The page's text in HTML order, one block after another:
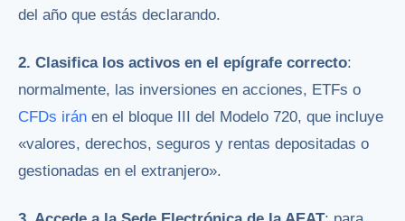
del año que estás declarando.
2. Clasifica los activos en el epígrafe correcto:
normalmente, las inversiones en acciones, ETFs o
CFDs irán en el bloque III del Modelo 720, que incluye
«valores, derechos, seguros y rentas depositadas o
gestionadas en el extranjero».